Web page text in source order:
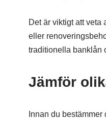
Det är viktigt att veta
eller
traditionella banklån
Jämför
Innan du